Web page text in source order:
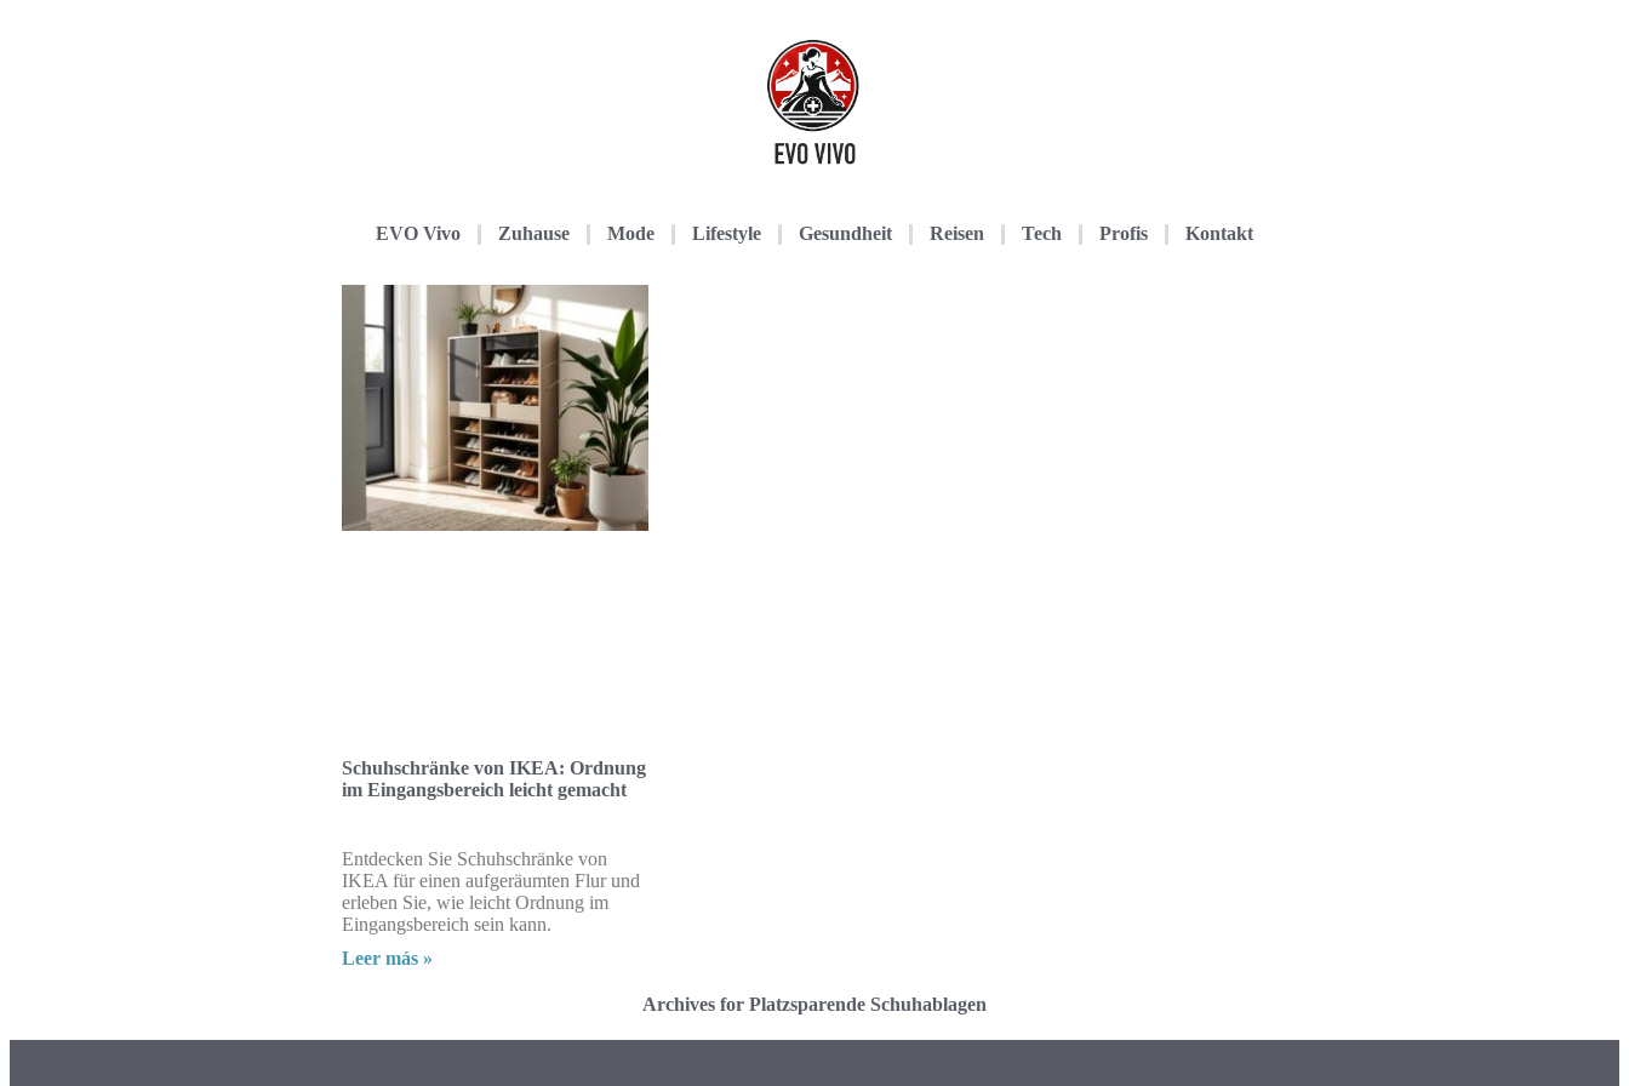
EVO Vivo Zuhause Mode Lifestyle Gesundheit Reisen Tech Profis Kontakt
Schuhschränke von IKEA: Ordnung
im Eingangsbereich leicht gemacht
Entdecken Sie Schuhschränke von
IKEA für einen aufgeräumten Flur und
erleben Sie, wie leicht Ordnung im
Eingangsbereich sein kann.
Leer más »
Archives for Platzsparende Schuhablagen